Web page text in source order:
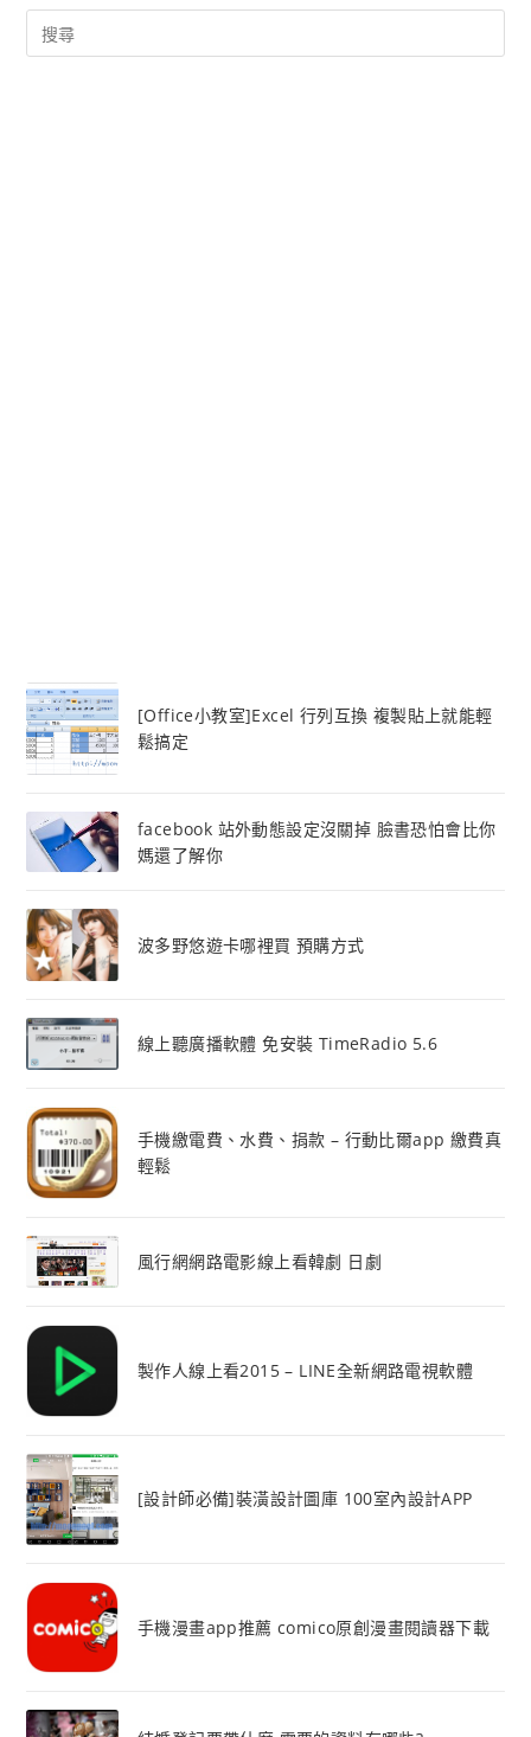
2014
[Office小教室]Excel 行列互換 複製貼上就能輕
鬆搞定
facebook 站外動態設定沒關掉 臉書恐怕會比你
媽還了解你
波多野悠遊卡哪裡買 預購方式
線上聽廣播軟體 免安裝 TimeRadio 5.6
手機繳電費、水費、捐款 – 行動比爾app 繳費真
輕鬆
風行網網路電影線上看韓劇 日劇
製作人線上看2015 – LINE全新網路電視軟體
[設計師必備]裝潢設計圖庫 100室內設計APP
手機漫畫app推薦 comico原創漫畫閱讀器下載